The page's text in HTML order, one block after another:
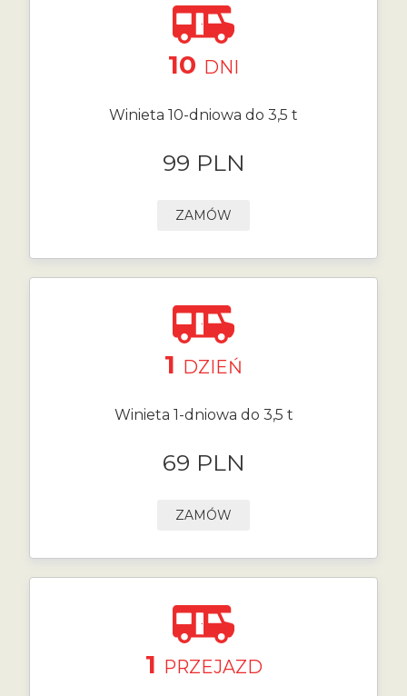
10 DNI
Winieta 10-dniowa do 3,5 t
99 PLN
ZAMÓW
1 DZIEŃ
Winieta 1-dniowa do 3,5 t
69 PLN
ZAMÓW
1 PRZEJAZD